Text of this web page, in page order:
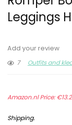
Leggings
Add your review
7
Outfits and
Amazon.nl Price:€
Shipping.